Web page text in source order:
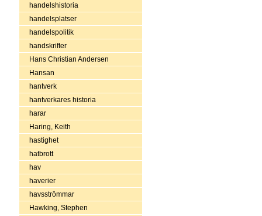
handelshistoria
handelsplatser
handelspolitik
handskrifter
Hans Christian Andersen
Hansan
hantverk
hantverkares historia
harar
Haring, Keith
hastighet
hatbrott
hav
haverier
havsströmmar
Hawking, Stephen